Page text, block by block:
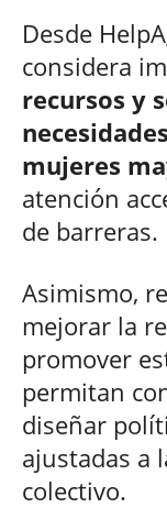
Desde
considera
recursos y
mujeres
atención
de barreras.
Asimismo,
mejorar la
promover
permitan
diseñar
ajustadas a
colectivo.